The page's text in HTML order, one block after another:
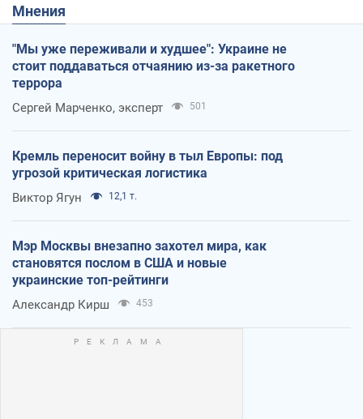
Мнения
"Мы уже переживали и худшее": Украине не
стоит поддаваться отчаянию из-за ракетного
террора
Сергей Марченко, эксперт 501
Кремль переносит войну в тыл Европы: под
угрозой критическая логистика
Виктор Ягун 12,1 т.
Мэр Москвы внезапно захотел мира, как
становятся послом в США и новые
украинские топ-рейтинги
Александр Кирш 453